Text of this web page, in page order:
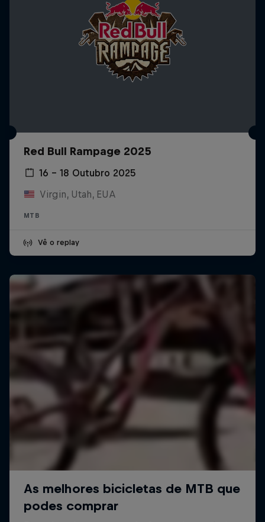
Red Bull Rampage 2025
16 – 18 Outubro 2025
Virgin, Utah, EUA
MTB
Vê o replay